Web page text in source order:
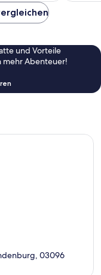
und Vorteile
mehr Abenteuer!
03096